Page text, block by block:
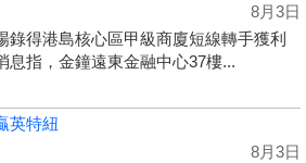
8月3日
錄得港島核心區甲級商廈短線轉手獲利
息指，金鐘遠東金融中心37樓...
英特紐
8月3日